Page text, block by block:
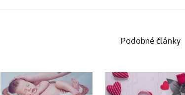
Podobné články